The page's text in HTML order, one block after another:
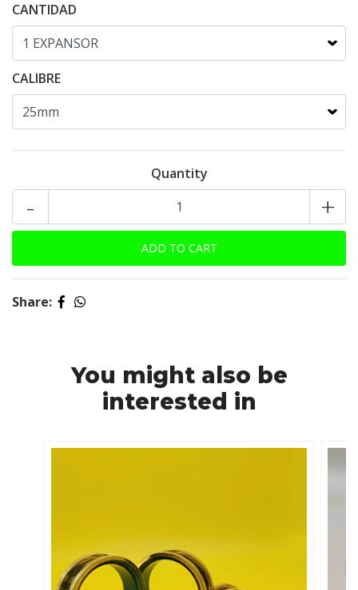
CANTIDAD
CALIBRE
Quantity
+
-
Share:
You might also be
interested in